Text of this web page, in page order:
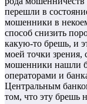
перешли в
мошенники в
способ снизить
какую-то брешь, и
моей точки зрения,
мошенники нашли
операторами и
Центральным
том, что эту брешь